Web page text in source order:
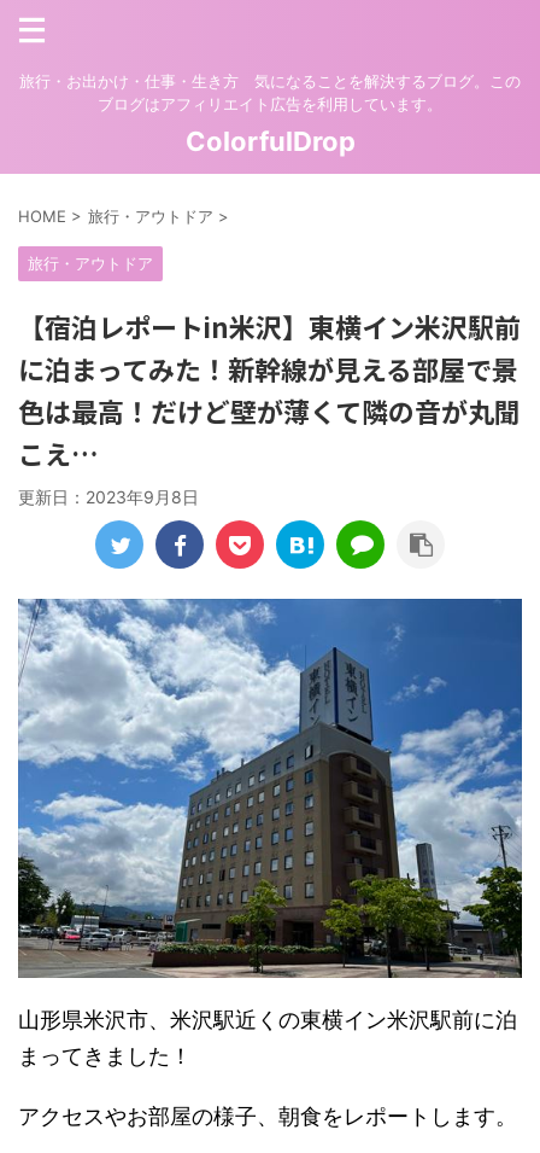
旅行・お出かけ・仕事・生き方 気になることを解決するブログ。この
ブログはアフィリエイト広告を利用しています。
ColorfulDrop
HOME > 旅行・アウトドア >
旅行・アウトドア
【宿泊レポートin米沢】東横イン米沢駅前
に泊まってみた！新幹線が見える部屋で景
色は最高！だけど壁が薄くて隣の音が丸聞
こえ…
更新日： 2023年9月8日
山形県米沢市、米沢駅近くの東横イン米沢駅前に泊
まってきました！
アクセスやお部屋の様子、朝食をレポートします。